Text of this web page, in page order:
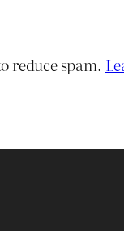
reduce spam.